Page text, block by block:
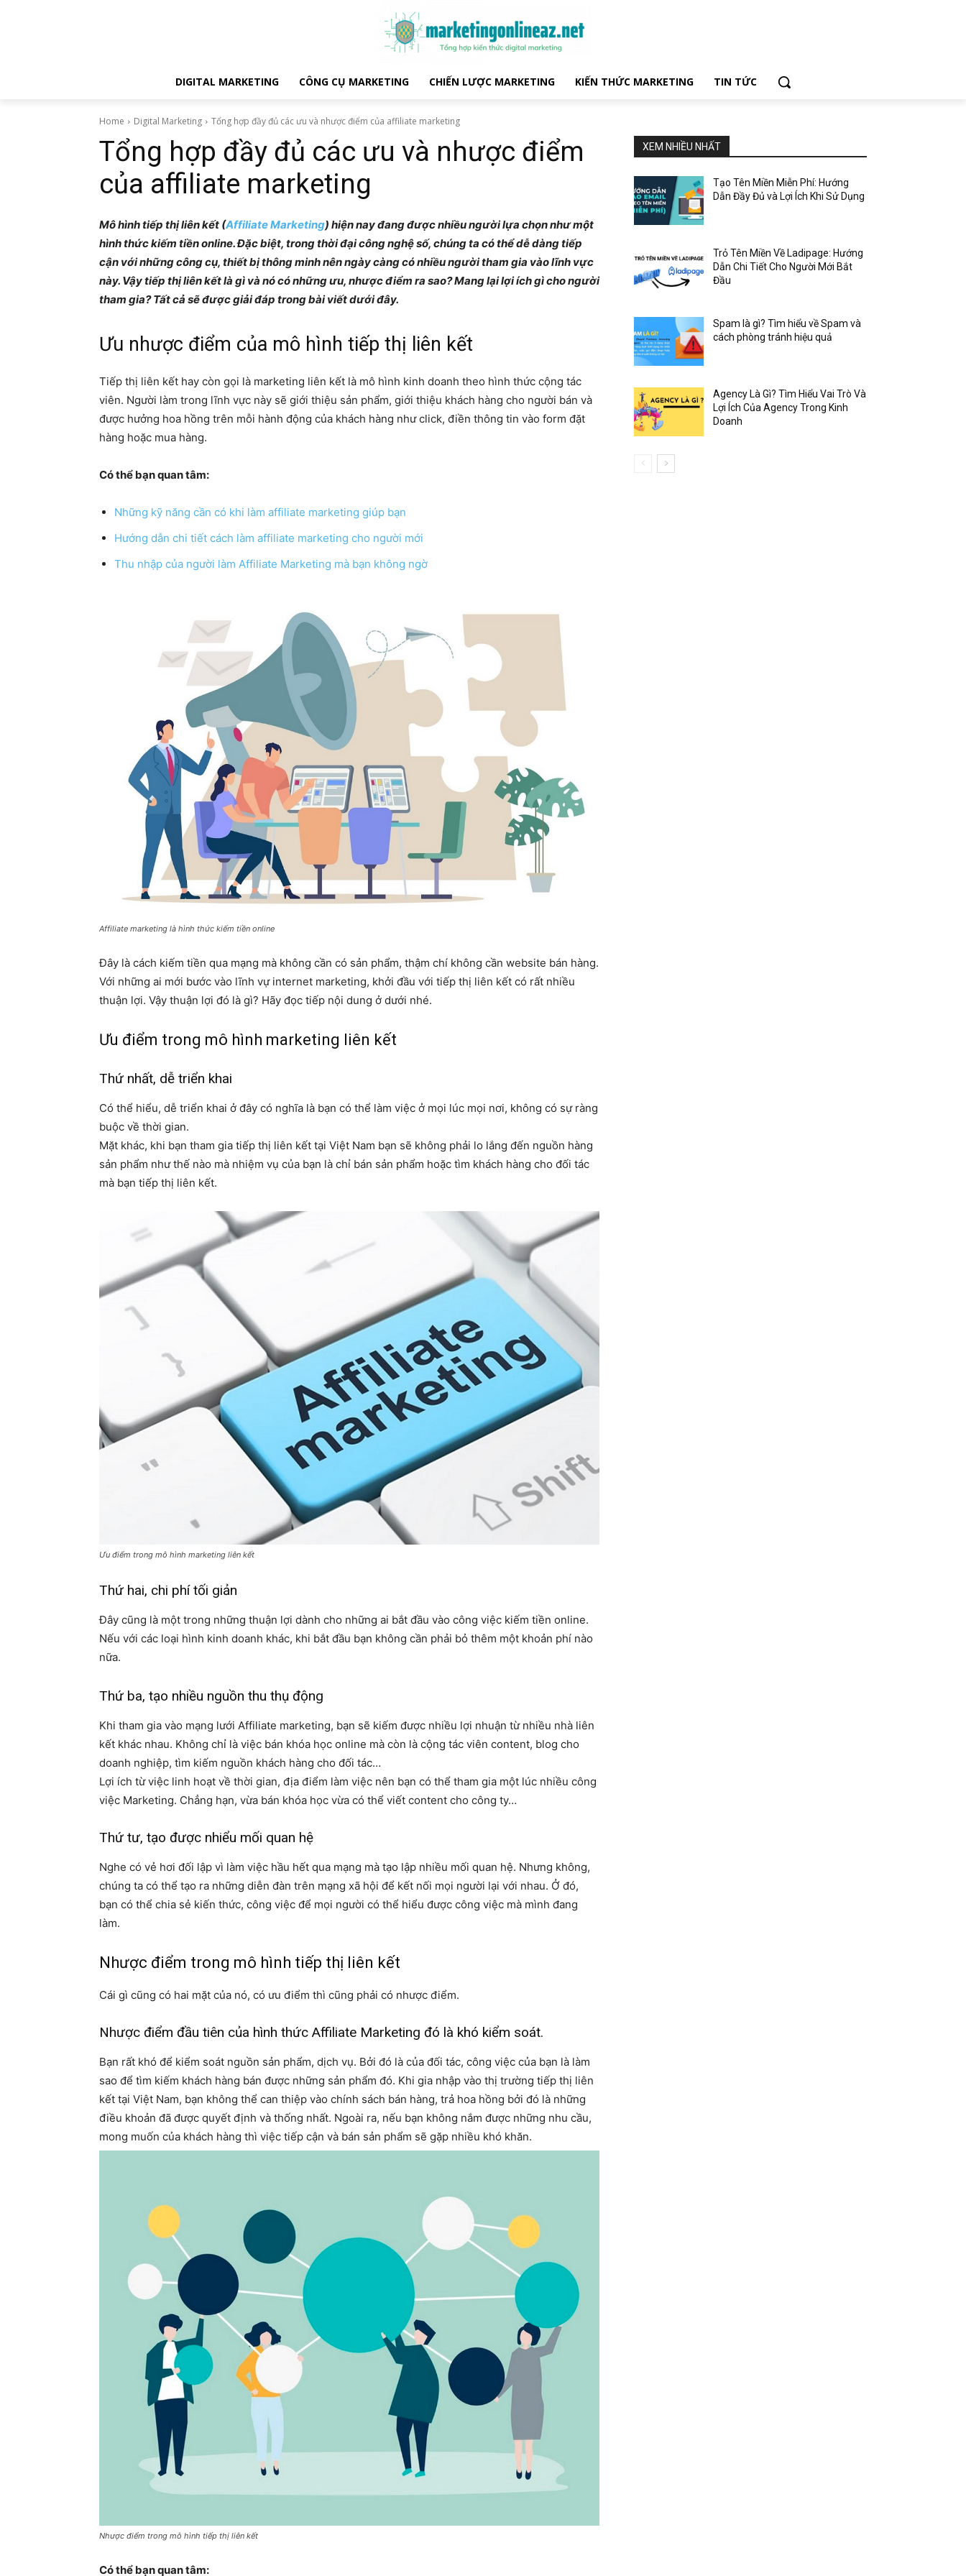
DIGITAL MARKETING CÔNG CỤ MARKETING CHIẾN LƯỢC MARKETING KIẾN THỨC MARKETING TIN TỨC
Home Digital Marketing Tổng hợp đầy đủ các ưu và nhược điểm của affiliate marketing
Tổng hợp đầy đủ các ưu và nhược điểm
của affiliate marketing
Mô hình tiếp thị liên kết (Affiliate Marketing) hiện nay đang được nhiều người lựa chọn như một
hình thức kiếm tiền online. Đặc biệt, trong thời đại công nghệ số, chúng ta có thể dễ dàng tiếp
cận với những công cụ, thiết bị thông minh nên ngày càng có nhiều người tham gia vào lĩnh vực
này. Vậy tiếp thị liên kết là gì và nó có những ưu, nhược điểm ra sao? Mang lại lợi ích gì cho người
tham gia? Tất cả sẽ được giải đáp trong bài viết dưới đây.
Ưu nhược điểm của mô hình tiếp thị liên kết
Tiếp thị liên kết hay còn gọi là marketing liên kết là mô hình kinh doanh theo hình thức cộng tác
viên. Người làm trong lĩnh vực này sẽ giới thiệu sản phẩm, giới thiệu khách hàng cho người bán và
được hưởng hoa hồng trên mỗi hành động của khách hàng như click, điền thông tin vào form đặt
hàng hoặc mua hàng.
Có thể bạn quan tâm:
Những kỹ năng cần có khi làm affiliate marketing giúp bạn
Hướng dẫn chi tiết cách làm affiliate marketing cho người mới
Thu nhập của người làm Affiliate Marketing mà bạn không ngờ
Affiliate marketing là hình thức kiếm tiền online
Đây là cách kiếm tiền qua mạng mà không cần có sản phẩm, thậm chí không cần website bán hàng.
Với những ai mới bước vào lĩnh vự internet marketing, khởi đầu với tiếp thị liên kết có rất nhiều
thuận lợi. Vậy thuận lợi đó là gì? Hãy đọc tiếp nội dung ở dưới nhé.
Ưu điểm trong mô hình marketing liên kết
Thứ nhất, dễ triển khai
Có thể hiểu, dễ triển khai ở đây có nghĩa là bạn có thể làm việc ở mọi lúc mọi nơi, không có sự ràng
buộc về thời gian.
Mặt khác, khi bạn tham gia tiếp thị liên kết tại Việt Nam bạn sẽ không phải lo lắng đến nguồn hàng
sản phẩm như thế nào mà nhiệm vụ của bạn là chỉ bán sản phẩm hoặc tìm khách hàng cho đối tác
mà bạn tiếp thị liên kết.
Ưu điểm trong mô hình marketing liên kết
Thứ hai, chi phí tối giản
Đây cũng là một trong những thuận lợi dành cho những ai bắt đầu vào công việc kiếm tiền online.
Nếu với các loại hình kinh doanh khác, khi bắt đầu bạn không cần phải bỏ thêm một khoản phí nào
nữa.
Thứ ba, tạo nhiều nguồn thu thụ động
Khi tham gia vào mạng lưới Affiliate marketing, bạn sẽ kiếm được nhiều lợi nhuận từ nhiều nhà liên
kết khác nhau. Không chỉ là việc bán khóa học online mà còn là cộng tác viên content, blog cho
doanh nghiệp, tìm kiếm nguồn khách hàng cho đối tác…
Lợi ích từ việc linh hoạt về thời gian, địa điểm làm việc nên bạn có thể tham gia một lúc nhiều công
việc Marketing. Chẳng hạn, vừa bán khóa học vừa có thể viết content cho công ty…
Thứ tư, tạo được nhiểu mối quan hệ
Nghe có vẻ hơi đối lập vì làm việc hầu hết qua mạng mà tạo lập nhiều mối quan hệ. Nhưng không,
chúng ta có thể tạo ra những diễn đàn trên mạng xã hội để kết nối mọi người lại với nhau. Ở đó,
bạn có thể chia sẻ kiến thức, công việc để mọi người có thể hiểu được công việc mà mình đang
làm.
Nhược điểm trong mô hình tiếp thị liên kết
Cái gì cũng có hai mặt của nó, có ưu điểm thì cũng phải có nhược điểm.
Nhược điểm đầu tiên của hình thức Affiliate Marketing đó là khó kiểm soát.
Bạn rất khó để kiểm soát nguồn sản phẩm, dịch vụ. Bởi đó là của đối tác, công việc của bạn là làm
sao để tìm kiếm khách hàng bán được những sản phẩm đó. Khi gia nhập vào thị trường tiếp thị liên
kết tại Việt Nam, bạn không thể can thiệp vào chính sách bán hàng, trả hoa hồng bởi đó là những
điều khoản đã được quyết định và thống nhất. Ngoài ra, nếu bạn không nắm được những nhu cầu,
mong muốn của khách hàng thì việc tiếp cận và bán sản phẩm sẽ gặp nhiều khó khăn.
Nhược điểm trong mô hình tiếp thị liên kết
Có thể bạn quan tâm:
XEM NHIỀU NHẤT
Tạo Tên Miền Miễn Phí: Hướng
Dẫn Đầy Đủ và Lợi Ích Khi Sử Dụng
Trỏ Tên Miền Về Ladipage: Hướng
Dẫn Chi Tiết Cho Người Mới Bắt
Đầu
Spam là gì? Tìm hiểu về Spam và
cách phòng tránh hiệu quả
Agency Là Gì? Tìm Hiểu Vai Trò Và
Lợi Ích Của Agency Trong Kinh
Doanh